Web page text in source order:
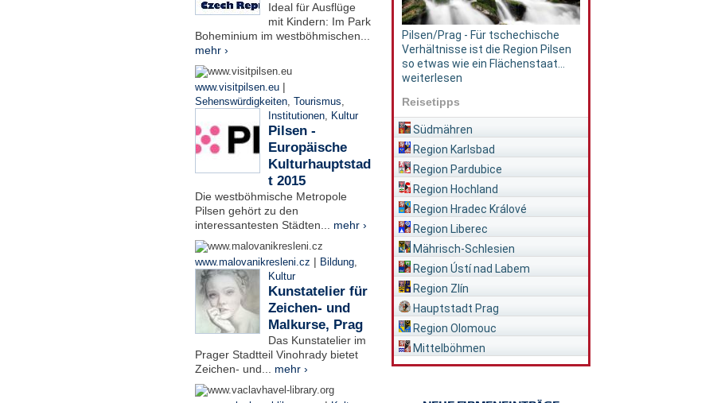
Ideal für Ausflüge
mit Kindern: Im Park
Boheminium im westböhmischen...
mehr ›
www.visitpilsen.eu |
Sehenswürdigkeiten, Tourismus,
Institutionen, Kultur
Pilsen -
Europäische
Kulturhauptstad
t 2015
Die westböhmische Metropole
Pilsen gehört zu den
interessantesten Städten... mehr ›
www.malovanikresleni.cz | Bildung,
Kultur
Kunstatelier für
Zeichen- und
Malkurse, Prag
Das Kunstatelier im
Prager Stadtteil Vinohrady bietet
Zeichen- und... mehr ›
Pilsen/Prag - Für tschechische
Verhältnisse ist die Region Pilsen
so etwas wie ein Flächenstaat...
weiterlesen
Reisetipps
Südmähren
Region Karlsbad
Region Pardubice
Region Hochland
Region Hradec Králové
Region Liberec
Mährisch-Schlesien
Region Ústí nad Labem
Region Zlín
Hauptstadt Prag
Region Olomouc
Mittelböhmen